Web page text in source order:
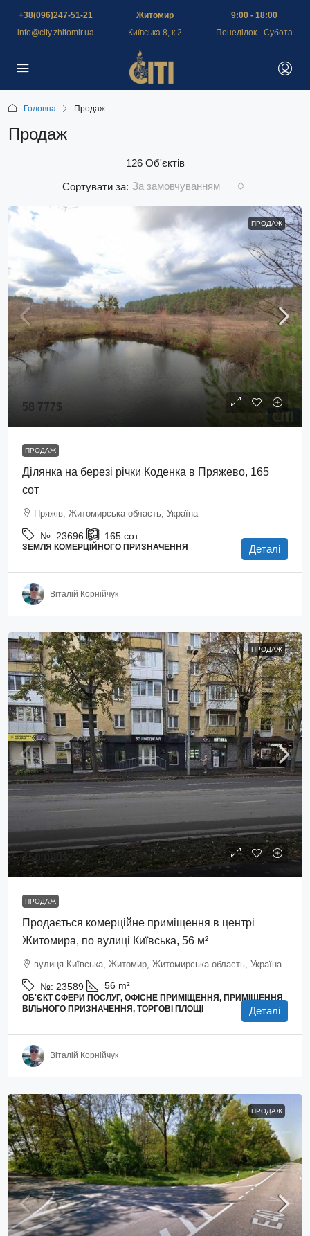
+38(096)247-51-21
info@city.zhitomir.ua
Житомир
Київська 8, к.2
9:00 - 18:00
Понеділок - Субота
Головна Продаж
Продаж
126 Об'єктів
Сортувати за: За замовчуванням
ПРОДАЖ
58 777$
ПРОДАЖ
Ділянка на березі річки Коденка в Пряжево, 165
сот
Пряжів, Житомирська область, Україна
№: 23696 165 сот.
ЗЕМЛЯ КОМЕРЦІЙНОГО ПРИЗНАЧЕННЯ Деталі
Віталій Корнійчук
ПРОДАЖ
150 000$
ПРОДАЖ
Продається комерційне приміщення в центрі
Житомира, по вулиці Київська, 56 м²
вулиця Київська, Житомир, Житомирська область, Україна
№: 23589 56 m²
ОБ'ЄКТ СФЕРИ ПОСЛУГ, ОФІСНЕ ПРИМІЩЕННЯ, ПРИМІЩЕННЯ
ВІЛЬНОГО ПРИЗНАЧЕННЯ, ТОРГОВІ ПЛОЩІ
Деталі
Віталій Корнійчук
ПРОДАЖ